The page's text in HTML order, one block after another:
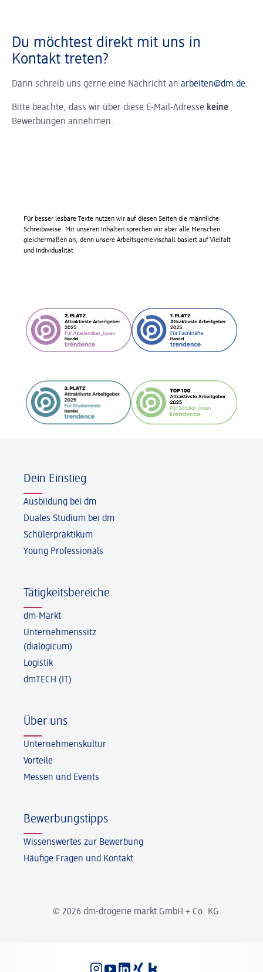
Du möchtest direkt mit uns in
Kontakt treten?
Dann schreib uns gerne eine Nachricht an arbeiten@dm.de.
Bitte beachte, dass wir über diese E-Mail-Adresse keine
Bewerbungen annehmen.
Für besser lesbare Texte nutzen wir auf diesen Seiten die männliche
Schreibweise. Mit unseren Inhalten sprechen wir aber alle Menschen
gleichermaßen an, denn unsere Arbeitsgemeinschaft basiert auf Vielfalt
und Individualität.
© 2026 dm-drogerie markt GmbH + Co. KG
Dein Einstieg
Ausbildung bei dm
Duales Studium bei dm
Schülerpraktikum
Young Professionals
Tätigkeitsbereiche
dm-Markt
Unternehmenssitz
(dialogicum)
Logistik
dmTECH (IT)
Über uns
Unternehmenskultur
Vorteile
Messen und Events
Bewerbungstipps
Wissenswertes zur Bewerbung
Häufige Fragen und Kontakt